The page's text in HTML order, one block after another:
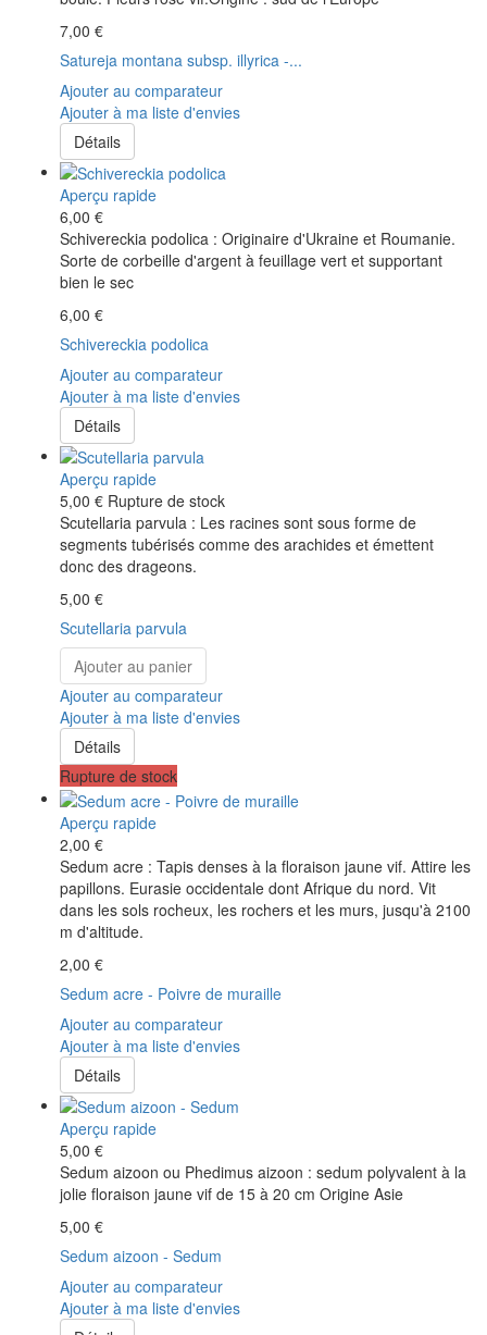
7,00 €
Satureja montana subsp. illyrica -...
Ajouter au comparateur
Ajouter à ma liste d'envies
Détails
Aperçu rapide
6,00 €
Schivereckia podolica : Originaire d'Ukraine et Roumanie.
Sorte de corbeille d'argent à feuillage vert et supportant
bien le sec
6,00 €
Schivereckia podolica
Ajouter au comparateur
Ajouter à ma liste d'envies
Détails
Aperçu rapide
5,00 € Rupture de stock
Scutellaria parvula : Les racines sont sous forme de
segments tubérisés comme des arachides et émettent
donc des drageons.
5,00 €
Scutellaria parvula
Ajouter au panier
Ajouter au comparateur
Ajouter à ma liste d'envies
Détails
Rupture de stock
Aperçu rapide
2,00 €
Sedum acre : Tapis denses à la floraison jaune vif. Attire les
papillons. Eurasie occidentale dont Afrique du nord. Vit
dans les sols rocheux, les rochers et les murs, jusqu'à 2100
m d'altitude.
2,00 €
Sedum acre - Poivre de muraille
Ajouter au comparateur
Ajouter à ma liste d'envies
Détails
Aperçu rapide
5,00 €
Sedum aizoon ou Phedimus aizoon : sedum polyvalent à la
jolie floraison jaune vif de 15 à 20 cm Origine Asie
5,00 €
Sedum aizoon - Sedum
Ajouter au comparateur
Ajouter à ma liste d'envies